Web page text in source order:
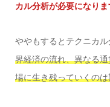
カル分析が必要になりま
ややもするとテクニカル
界経済の流れ、異なる
場に生き残っていくの